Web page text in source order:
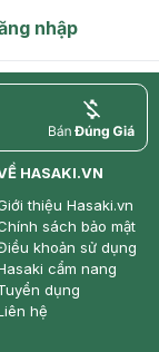
nhập
price
HASAKI.VN
thiệu Hasaki.vn
sách bảo mật
khoản sử dụng
cẩm nang
dụng
hệ